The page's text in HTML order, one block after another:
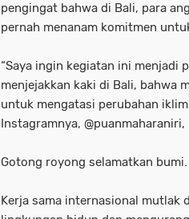
pengingat bahwa di Bali, para
pernah menanam komitmen
“Saya ingin kegiatan ini menjadi
menjejakkan kaki di Bali, bahwa
untuk mengatasi perubahan
Instagramnya,
Gotong royong selamatkan bumi.
Kerja sama internasional mutlak